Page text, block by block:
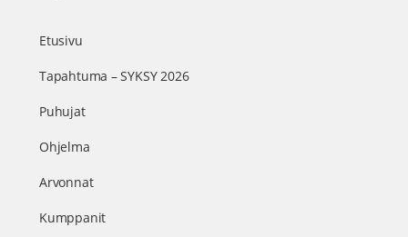
Etusivu
Tapahtuma – SYKSY 2026
Puhujat
Ohjelma
Arvonnat
Kumppanit